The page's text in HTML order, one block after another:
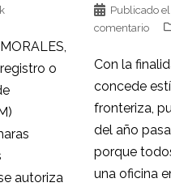
o
autoriza
Publicado el
comentario
Con la
concede
fronteriza,
del año
porque
una oficina